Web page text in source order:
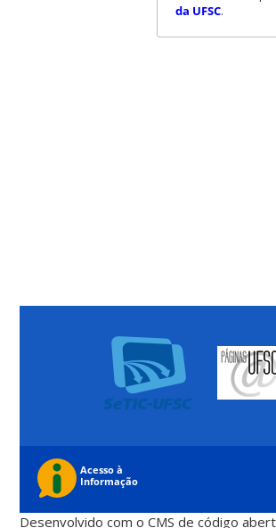
da UFSC.
Desenvolvido com o CMS de código